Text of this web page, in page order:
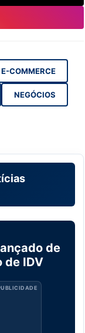
E-COMMERCE
NEGÓCIOS
de
de IDV